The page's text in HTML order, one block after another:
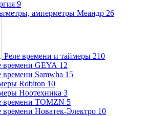
9
амперметры Меандр 26
Реле времени и таймеры 210
времени GEYA 12
времени Samwha 15
Robiton 10
Ноотехника 3
времени TOMZN 5
времени Новатек-Электро 10